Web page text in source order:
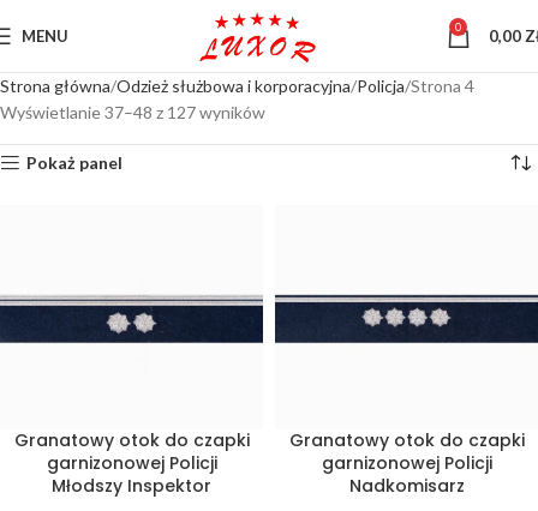
MENU 0 0,00
Strona główna Odzież służbowa i korporacyjna Policja Strona 4
Wyświetlanie 37–48 z 127 wyników
Pokaż panel
Granatowy otok do czapki
garnizonowej Policji
Młodszy Inspektor
Granatowy otok do czapki
garnizonowej Policji
Nadkomisarz